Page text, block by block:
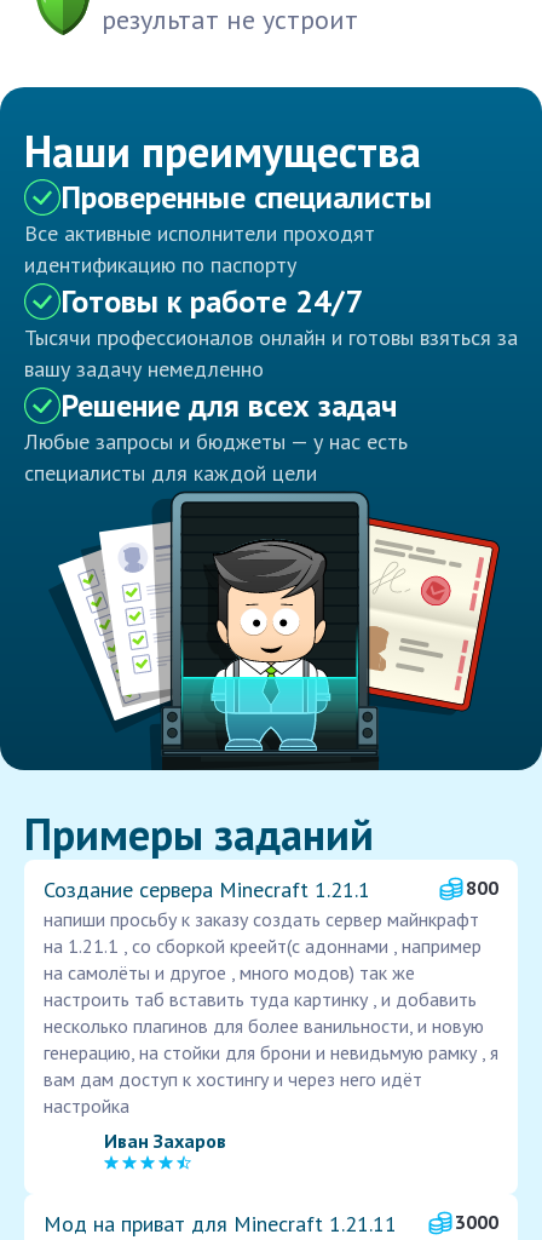
результат не устроит
Наши преимущества
Проверенные специалисты
Все активные исполнители проходят
идентификацию по паспорту
Готовы к работе 24/7
Тысячи профессионалов онлайн и готовы взяться за
вашу задачу немедленно
Решение для всех задач
Любые запросы и бюджеты — у нас есть
специалисты для каждой цели
Примеры заданий
Создание сервера Minecraft 1.21.1
800
напиши просьбу к заказу создать сервер майнкрафт
на 1.21.1 , со сборкой креейт(с адоннами , например
на самолёты и другое , много модов) так же
настроить таб вставить туда картинку , и добавить
несколько плагинов для более ванильности, и новую
генерацию, на стойки для брони и невидьмую рамку , я
вам дам доступ к хостингу и через него идёт
настройка
Иван Захаров
Мод на приват для Minecraft 1.21.11
3000